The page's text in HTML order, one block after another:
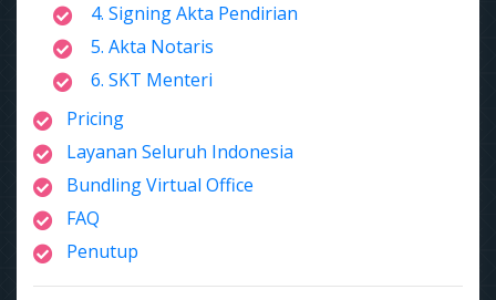
4. Signing Akta Pendirian
5. Akta Notaris
6. SKT Menteri
Pricing
Layanan Seluruh Indonesia
Bundling Virtual Office
FAQ
Penutup